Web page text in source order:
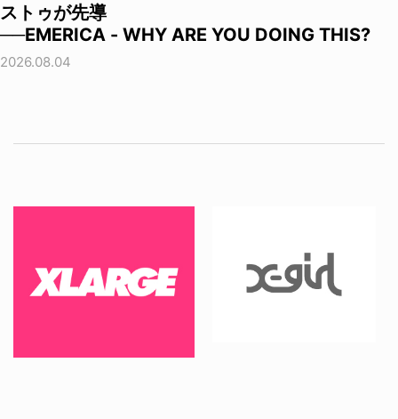
ストゥが先導
──EMERICA - WHY ARE YOU DOING THIS?
2026.08.04